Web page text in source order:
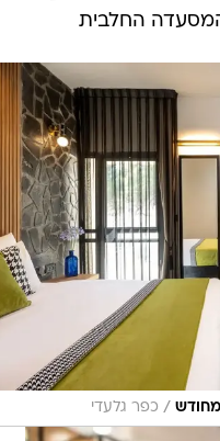
החלבית
/ כפר גלעדי